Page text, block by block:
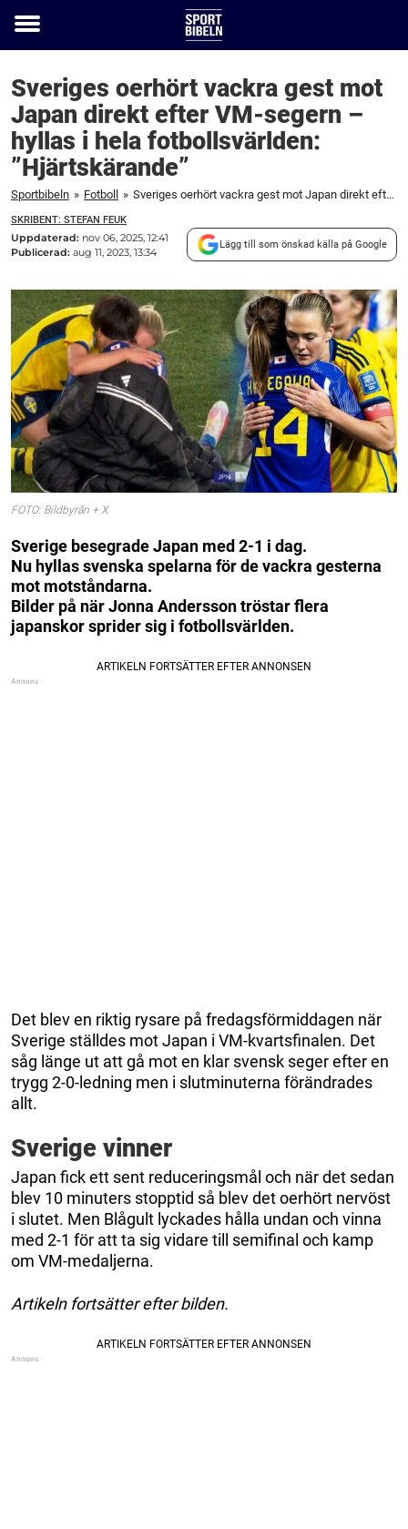
Toggle
Sveriges oerhört vackra gest mot
Japan direkt efter VM-segern –
hyllas i hela fotbollsvärlden:
”Hjärtskärande”
Sportbibeln » Fotboll » Sveriges oerhört vackra gest mot Japan direkt efter VM-segern – hyllas i hela fotbollsvärlden: "Hjärtskärande"
SKRIBENT: STEFAN FEUK
Uppdaterad: nov 06, 2025, 12:41
Publicerad: aug 11, 2023, 13:34
Lägg till som önskad källa på Google
FOTO: Bildbyrån + X
Sverige besegrade Japan med 2-1 i dag.
Nu hyllas svenska spelarna för de vackra gesterna
mot motståndarna.
Bilder på när Jonna Andersson tröstar flera
japanskor sprider sig i fotbollsvärlden.
Det blev en riktig rysare på fredagsförmiddagen när
Sverige ställdes mot Japan i VM-kvartsfinalen. Det
såg länge ut att gå mot en klar svensk seger efter en
trygg 2-0-ledning men i slutminuterna förändrades
allt.
Sverige vinner
Japan fick ett sent reduceringsmål och när det sedan
blev 10 minuters stopptid så blev det oerhört nervöst
i slutet. Men Blågult lyckades hålla undan och vinna
med 2-1 för att ta sig vidare till semifinal och kamp
om VM-medaljerna.
Artikeln fortsätter efter bilden.